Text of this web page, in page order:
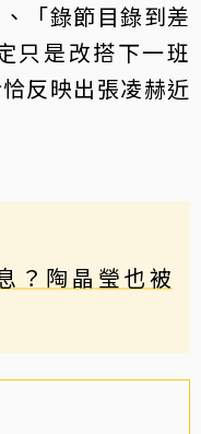
「錄節目錄到差
只是改搭下一班
反映出張凌赫近
？陶晶瑩也被